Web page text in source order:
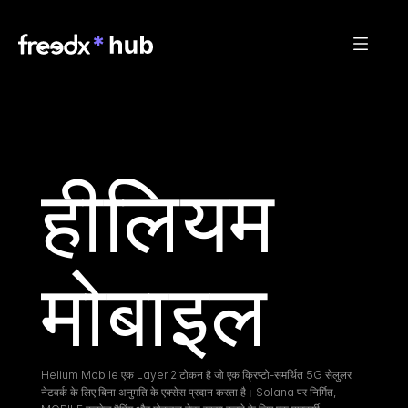
हीलियम
मोबाइल
Helium Mobile एक Layer 2 टोकन है जो एक क्रिप्टो-समर्थित 5G सेलुलर
नेटवर्क के लिए बिना अनुमति के एक्सेस प्रदान करता है। Solana पर निर्मित,